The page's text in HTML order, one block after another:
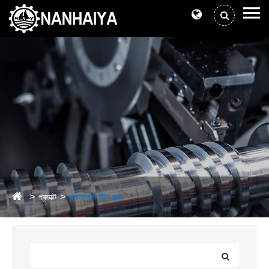
প্ৰডাক্ট সমান্তৰাল টুইন স্ক্ৰু